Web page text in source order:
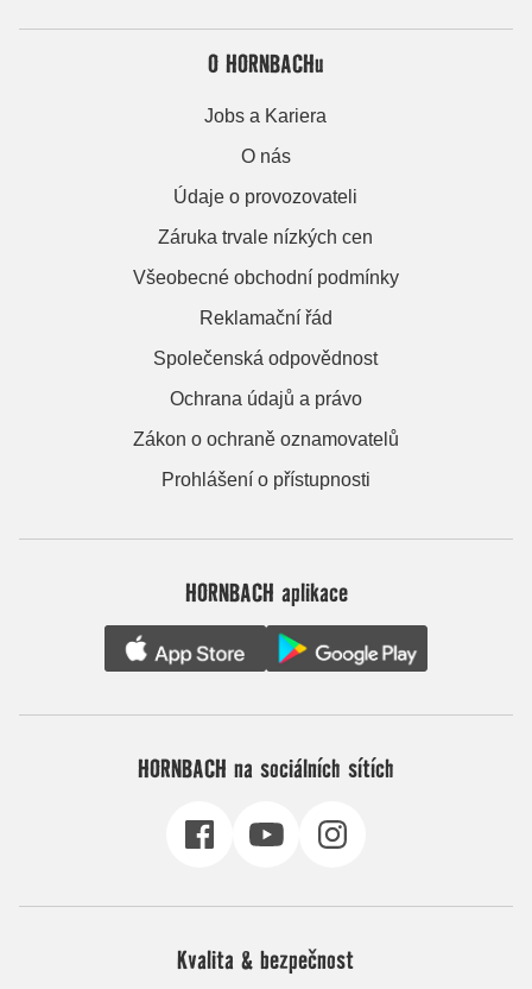
O HORNBACHu
Jobs a Kariera
O nás
Údaje o provozovateli
Záruka trvale nízkých cen
Všeobecné obchodní podmínky
Reklamační řád
Společenská odpovědnost
Ochrana údajů a právo
Zákon o ochraně oznamovatelů
Prohlášení o přístupnosti
HORNBACH aplikace
HORNBACH na sociálních sítích
Kvalita & bezpečnost